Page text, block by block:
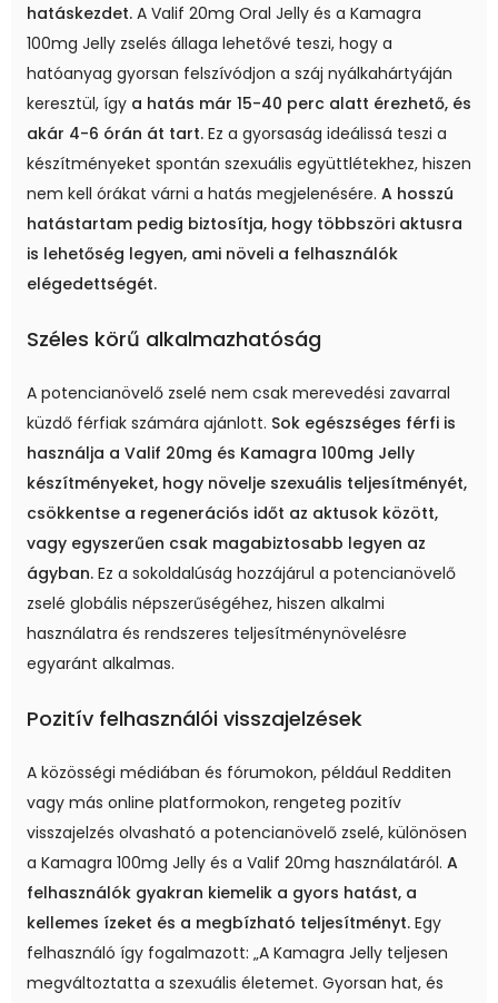
hatáskezdet. A Valif 20mg Oral Jelly és a Kamagra
100mg Jelly zselés állaga lehetővé teszi, hogy a
hatóanyag gyorsan felszívódjon a száj nyálkahártyáján
keresztül, így a hatás már 15-40 perc alatt érezhető, és
akár 4-6 órán át tart. Ez a gyorsaság ideálissá teszi a
készítményeket spontán szexuális együttlétekhez, hiszen
nem kell órákat várni a hatás megjelenésére. A hosszú
hatástartam pedig biztosítja, hogy többszöri aktusra
is lehetőség legyen, ami növeli a felhasználók
elégedettségét.
Széles körű alkalmazhatóság
A potencianövelő zselé nem csak merevedési zavarral
küzdő férfiak számára ajánlott. Sok egészséges férfi is
használja a Valif 20mg és Kamagra 100mg Jelly
készítményeket, hogy növelje szexuális teljesítményét,
csökkentse a regenerációs időt az aktusok között,
vagy egyszerűen csak magabiztosabb legyen az
ágyban. Ez a sokoldalúság hozzájárul a potencianövelő
zselé globális népszerűségéhez, hiszen alkalmi
használatra és rendszeres teljesítménynövelésre
egyaránt alkalmas.
Pozitív felhasználói visszajelzések
A közösségi médiában és fórumokon, például Redditen
vagy más online platformokon, rengeteg pozitív
visszajelzés olvasható a potencianövelő zselé, különösen
a Kamagra 100mg Jelly és a Valif 20mg használatáról. A
felhasználók gyakran kiemelik a gyors hatást, a
kellemes ízeket és a megbízható teljesítményt. Egy
felhasználó így fogalmazott: „A Kamagra Jelly teljesen
megváltoztatta a szexuális életemet. Gyorsan hat, és